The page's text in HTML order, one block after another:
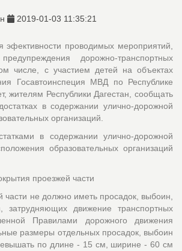
2019-01-03 11:35:21
проводимых мероприятий,
дорожно-транспортных
числе, с участием детей на объектах
Госавтоинспеция МВД по Республике
жителям Республики Дагестан, сообщать
в содержании улично-дорожной
организаций.
в содержании улично-дорожной
образовательных организаций
проезжей части
части не должно иметь просадок, выбоин,
затрудняющих движение транспортных
Правилами дорожного движения
размеры отдельных просадок, выбоин
по длине - 15 см, ширине - 60 см